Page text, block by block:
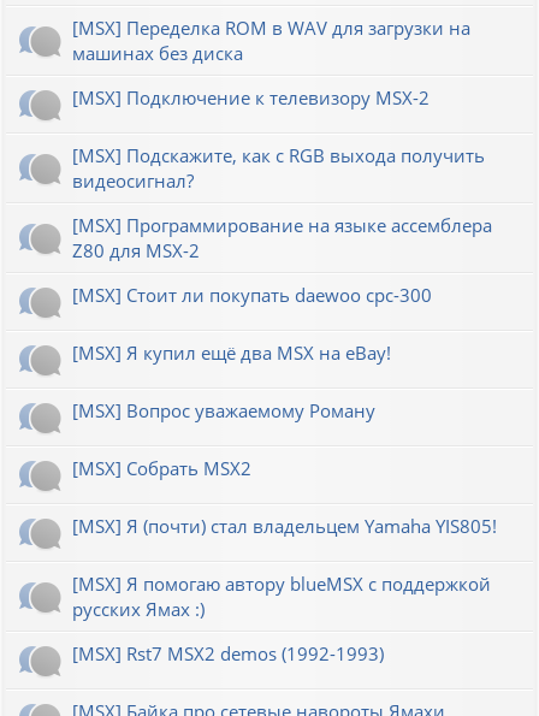
[MSX] Переделка ROM в WAV для загрузки на
машинах без диска
[MSX] Подключение к телевизору MSX-2
[MSX] Подскажите, как с RGB выхода получить
видеосигнал?
[MSX] Программирование на языке ассемблера
Z80 для MSX-2
[MSX] Стоит ли покупать daewoo cpc-300
[MSX] Я купил ещё два MSX на eBay!
[MSX] Вопрос уважаемому Роману
[MSX] Собрать MSX2
[MSX] Я (почти) стал владельцем Yamaha YIS805!
[MSX] Я помогаю автору blueMSX с поддержкой
русских Ямах :)
[MSX] Rst7 MSX2 demos (1992-1993)
[MSX] Байка про сетевые навороты Ямахи